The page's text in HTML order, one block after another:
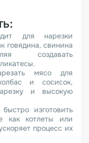
для нарезки
говядина, свинина
создавать
мясо для
и сосисок,
и высокую
изготовить
как котлеты или
процесс их